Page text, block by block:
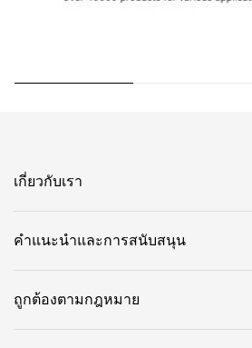
เกี่ยวกับเรา
คำแนะนำและการสนับสนุน
ถูกต้องตามกฎหมาย